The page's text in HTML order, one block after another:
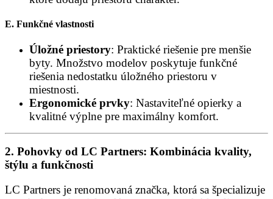
E. Funkčné vlastnosti
Úložné priestory: Praktické riešenie pre menšie
byty. Množstvo modelov poskytuje funkčné
riešenia nedostatku úložného priestoru v
miestnosti.
Ergonomické prvky: Nastaviteľné opierky a
kvalitné výplne pre maximálny komfort.
2. Pohovky od LC Partners: Kombinácia kvality,
štýlu a funkčnosti
LC Partners je renomovaná značka, ktorá sa špecializuje